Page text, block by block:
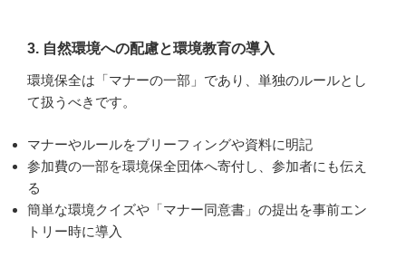
3. 自然環境への配慮と環境教育の導入
環境保全は「マナーの一部」であり、単独のルールとし
て扱うべきです。
マナーやルールをブリーフィングや資料に明記
参加費の一部を環境保全団体へ寄付し、参加者にも伝え
る
簡単な環境クイズや「マナー同意書」の提出を事前エン
トリー時に導入